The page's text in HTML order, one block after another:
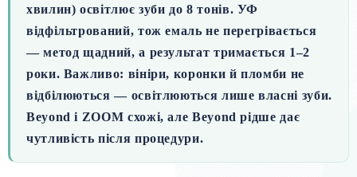
хвилин) освітлює зуби до 8 тонів. УФ
відфільтрований, тож емаль не перегрівається
— методщадний, а результат тримається 1–2
роки. Важливо: вініри, коронки й пломби не
відбілюються — освітлюються лише власні зуби.
Beyond і ZOOM схожі, але Beyond рідше дає
чутливість після процедури.